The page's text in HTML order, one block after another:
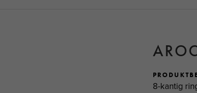
8-kantig